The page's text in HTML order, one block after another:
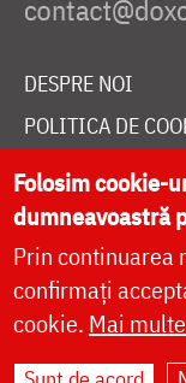
DESPRE NOI
POLITICA DE
DONEAZĂ
LIVE
Folosim cookie-
dumneavoastră
Prin continuarea
confirmați
cookie. Mai